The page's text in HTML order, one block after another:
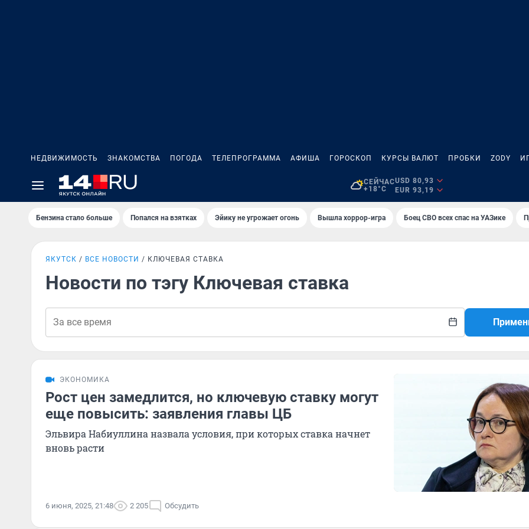
НЕДВИЖИМОСТЬ ЗНАКОМСТВА ПОГОДА ТЕЛЕПРОГРАММА АФИША ГОРОСКОП КУРСЫ ВАЛЮТ ПРОБКИ ZODY
СЕЙЧАС
+18°C
USD 80,93
EUR 93,19
Бензина стало больше Попался на взятках Эйику не угрожает огонь Вышла хоррор-игра Боец СВО всех спас на УАЗике
ЯКУТСК ВСЕ НОВОСТИ КЛЮЧЕВАЯ СТАВКА
Новости по тэгу Ключевая ставка
ЭКОНОМИКА
Рост цен замедлится, но ключевую ставку могут
еще повысить: заявления главы ЦБ
Эльвира Набиуллина назвала условия, при которых ставка начнет
вновь расти
6 июня, 2025, 21:48 2 205 Обсудить